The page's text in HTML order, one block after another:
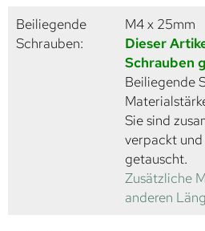
Beiliegende
Schrauben:
M4 x 25mm
Dieser
Schrauben
Beiliegende
Sie sind
verpackt
getauscht.
Zusätzliche
anderen